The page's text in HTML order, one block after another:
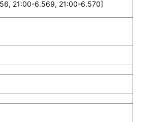
21:00-6.569, 21:00-6.570]